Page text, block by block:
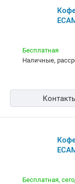
Бесплатная
наличные,
Бесплатная,